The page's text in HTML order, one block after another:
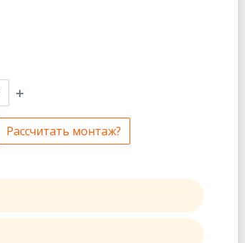
Рассчитать монтаж?